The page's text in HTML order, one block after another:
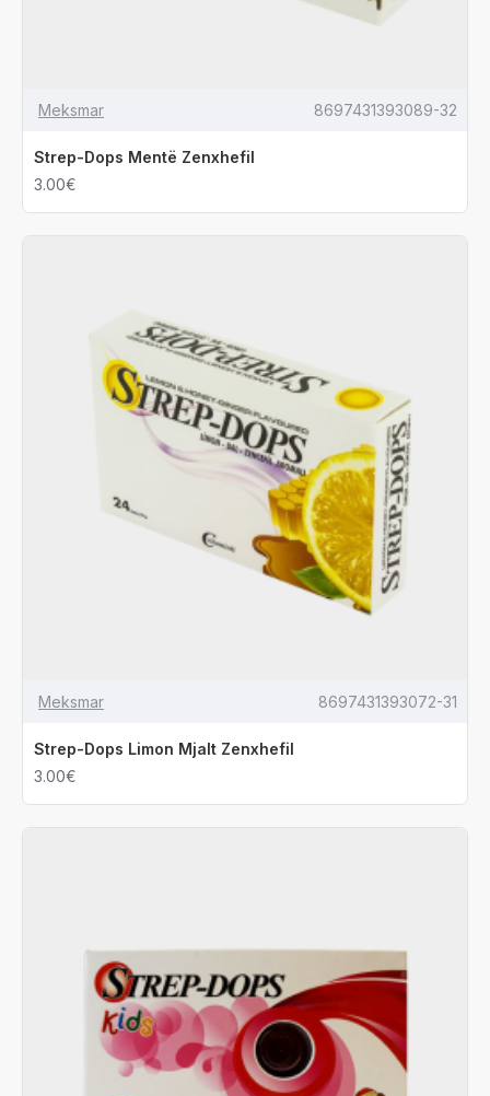
Meksmar 8697431393089-32
Strep-Dops Mentë Zenxhefil
3.00€
Meksmar 8697431393072-31
Strep-Dops Limon Mjalt Zenxhefil
3.00€